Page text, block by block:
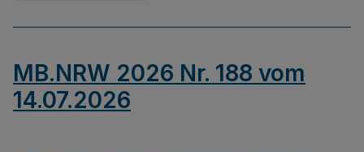
MB.NRW 2026 Nr. 188 vom
14.07.2026